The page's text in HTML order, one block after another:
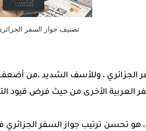
تصنيف جواز السفر
الجزائري ، وللأسف الشديد ،من
العربية الأخرى من حيث فرض قيود